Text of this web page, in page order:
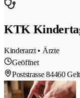
KTK
Kinderarzt • Ärzte
Geöffnet
Poststrasse 84460